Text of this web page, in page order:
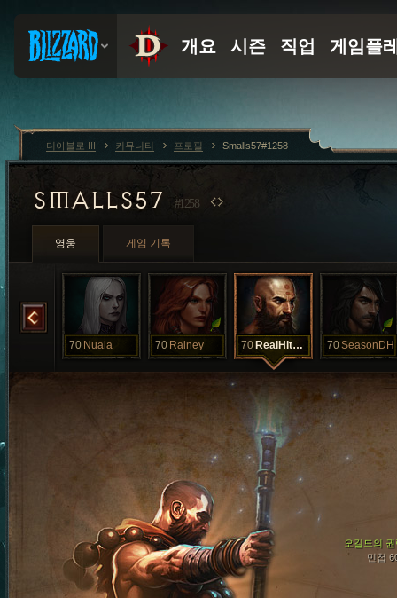
SMALLS57 #1258
영웅 게임 기록
70 Nuala 70 Rainey 70 RealHitman 70SeasonDH
오길드의 권
민첩
디아블로 III 커뮤니티 프로필 Smalls57#1258